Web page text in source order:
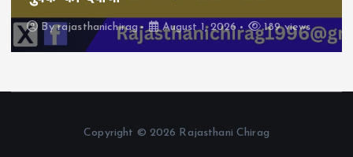
Byrajasthanichirag August 1, 2026 189 views
Copyright © 2026 Rajasthani Chirag